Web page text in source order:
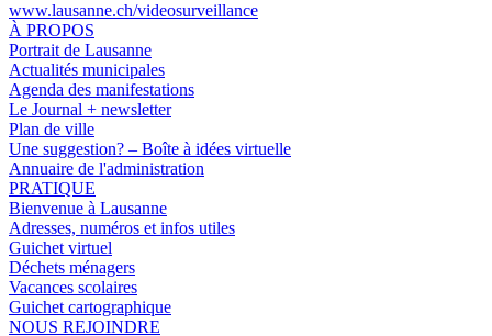
www.lausanne.ch/videosurveillance
À PROPOS
Portrait de Lausanne
Actualités municipales
Agenda des manifestations
Le Journal + newsletter
Plan de ville
Une suggestion? – Boîte à idées virtuelle
Annuaire de l'administration
PRATIQUE
Bienvenue à Lausanne
Adresses, numéros et infos utiles
Guichet virtuel
Déchets ménagers
Vacances scolaires
Guichet cartographique
NOUS REJOINDRE